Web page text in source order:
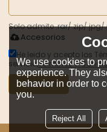
Solo admite .rar/.zip/
Accesorios
He leido y acepto los
servicio,Términos y
Mandar
We use cookies to
experience. They
behavior in order to
you.
Reject All